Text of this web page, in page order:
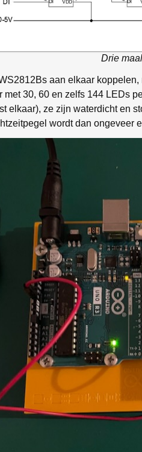
Drie
aan elkaar
met 30, 60 en zelfs 144 LEDs
elkaar), ze zijn waterdicht en
wordt dan ongeveer